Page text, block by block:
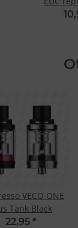
VECO ONE
Tank Black
22,95 *